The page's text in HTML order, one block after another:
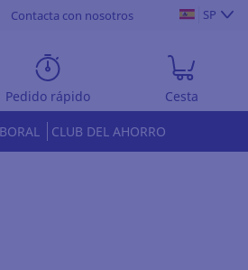
Contacta con nosotros SP
Pedido rápido Cesta
CLUB DEL AHORRO